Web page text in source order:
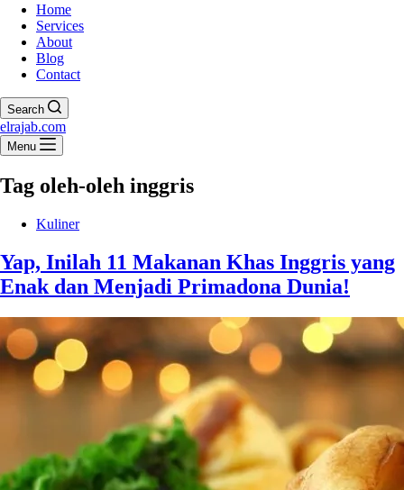
Home
Services
About
Blog
Contact
Search
elrajab.com
Menu
Tag oleh-oleh inggris
Kuliner
Yap, Inilah 11 Makanan Khas Inggris yang
Enak dan Menjadi Primadona Dunia!